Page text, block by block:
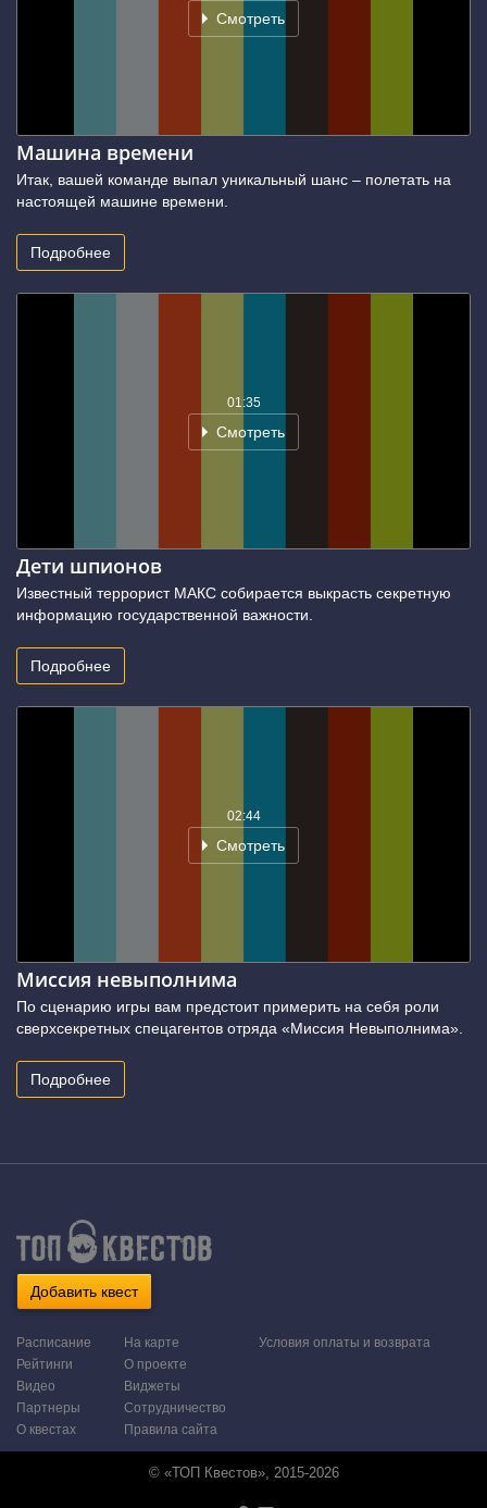
Смотреть
Машина времени
Итак, вашей команде выпал уникальный шанс – полетать на
настоящей машине времени.
Подробнее
01:35
Смотреть
Дети шпионов
Известный террорист МАКС собирается выкрасть секретную
информацию государственной важности.
Подробнее
02:44
Смотреть
Миссия невыполнима
По сценарию игры вам предстоит примерить на себя роли
сверхсекретных спецагентов отряда «Миссия Невыполнима».
Подробнее
Добавить квест
Расписание
Рейтинги
Видео
Партнеры
О квестах
На карте
О проекте
Виджеты
Сотрудничество
Правила сайта
Условия оплаты и возврата
© «ТОП Квестов», 2015-2026